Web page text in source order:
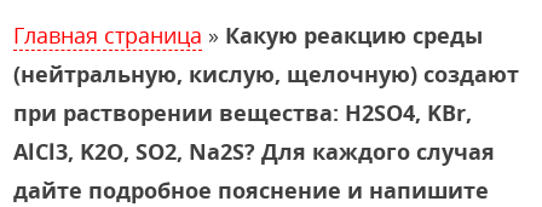
Главная страница » Какую реакцию среды
(нейтральную, кислую, щелочную) создают
при растворении вещества: H2SO4, KBr,
AlCl3, K2O, SO2, Na2S? Для каждого случая
дайте подробное пояснение и напишите